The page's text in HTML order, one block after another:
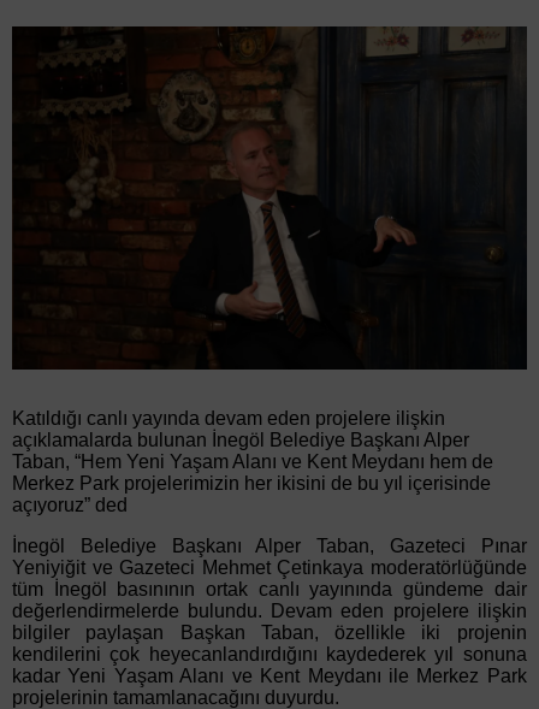
Katıldığı canlı yayında devam eden projelere ilişkin
açıklamalarda bulunan İnegöl Belediye Başkanı Alper
Taban, “Hem Yeni Yaşam Alanı ve Kent Meydanı hem de
Merkez Park projelerimizin her ikisini de bu yıl içerisinde
açıyoruz” ded
İnegöl Belediye Başkanı Alper Taban, Gazeteci Pınar
Yeniyiğit ve Gazeteci Mehmet Çetinkaya moderatörlüğünde
tüm İnegöl basınının ortak canlı yayınında gündeme dair
değerlendirmelerde bulundu. Devam eden projelere ilişkin
bilgiler paylaşan Başkan Taban, özellikle iki projenin
kendilerini çok heyecanlandırdığını kaydederek yıl sonuna
kadar Yeni Yaşam Alanı ve Kent Meydanı ile Merkez Park
projelerinin tamamlanacağını duyurdu.